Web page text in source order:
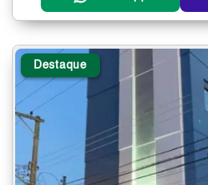
Destaque